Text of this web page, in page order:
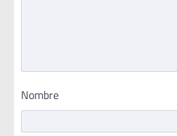
Nombre